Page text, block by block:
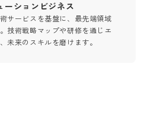
ーションビジネス
サービスを基盤に、最先端領域
技術戦略マップや研修を通じエ
未来のスキルを磨けます。